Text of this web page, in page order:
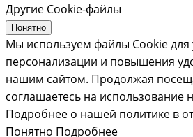
Другие Cookie-файлы
Понятно
Мы используем файлы Cookie
персонализации и повышения
нашим сайтом. Продолжая
соглашаетесь на использование
Подробнее о нашей политике в
Понятно Подробнее